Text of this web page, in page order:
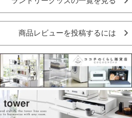
商品レビューを投稿するには